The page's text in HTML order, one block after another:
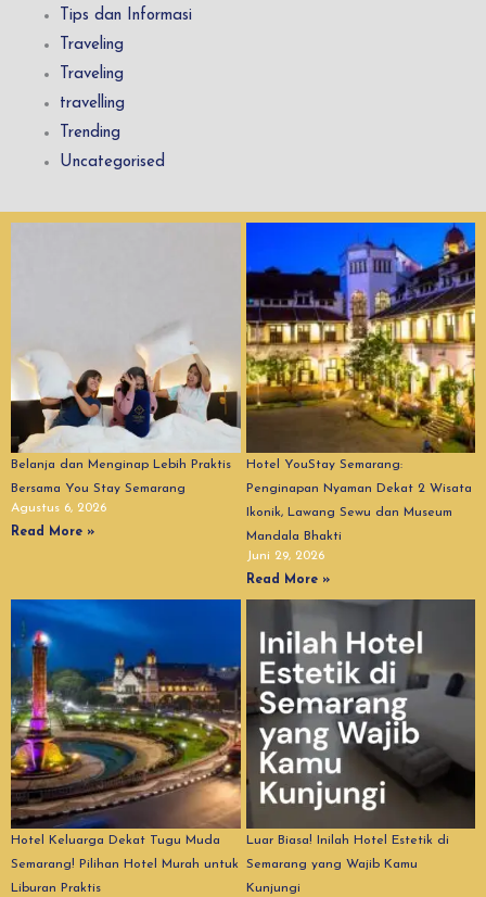
Tips dan Informasi
Traveling
Traveling
travelling
Trending
Uncategorised
Belanja dan Menginap Lebih Praktis
Bersama You Stay Semarang
Agustus 6, 2026
Read More »
Hotel YouStay Semarang:
Penginapan Nyaman Dekat 2 Wisata
Ikonik, Lawang Sewu dan Museum
Mandala Bhakti
Juni 29, 2026
Read More »
Hotel Keluarga Dekat Tugu Muda
Semarang! Pilihan Hotel Murah untuk
Liburan Praktis
Luar Biasa! Inilah Hotel Estetik di
Semarang yang Wajib Kamu
Kunjungi